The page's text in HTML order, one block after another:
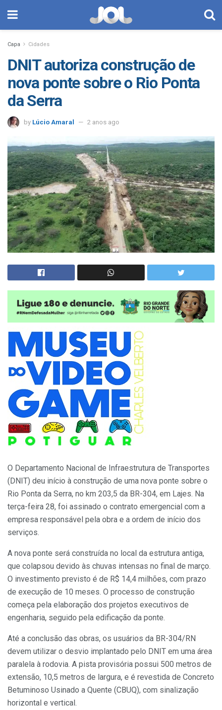
Capa Cidades
DNIT autoriza construção de
nova ponte sobre o Rio Ponta
da Serra
by Lúcio Amaral 2 anos ago
O Departamento Nacional de Infraestrutura de Transportes
(DNIT) deu início à construção de uma nova ponte sobre o
Rio Ponta da Serra, no km 203,5 da BR-304, em Lajes. Na
terça-feira 28, foi assinado o contrato emergencial com a
empresa responsável pela obra e a ordem de início dos
serviços.
A nova ponte será construída no local da estrutura antiga,
que colapsou devido às chuvas intensas no final de março.
O investimento previsto é de R$ 14,4 milhões, com prazo
de execução de 10 meses. O processo de construção
começa pela elaboração dos projetos executivos de
engenharia, seguido pela edificação da ponte.
Até a conclusão das obras, os usuários da BR-304/RN
devem utilizar o desvio implantado pelo DNIT em uma área
paralela à rodovia. A pista provisória possui 500 metros de
extensão, 10,5 metros de largura, e é revestida de Concreto
Betuminoso Usinado a Quente (CBUQ), com sinalização
horizontal e vertical.